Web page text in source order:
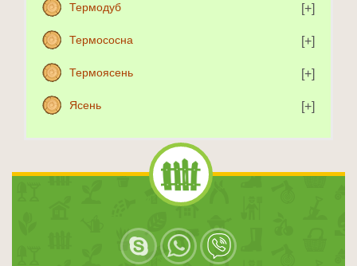
Термодуб
Термососна
Термоясень
Ясень